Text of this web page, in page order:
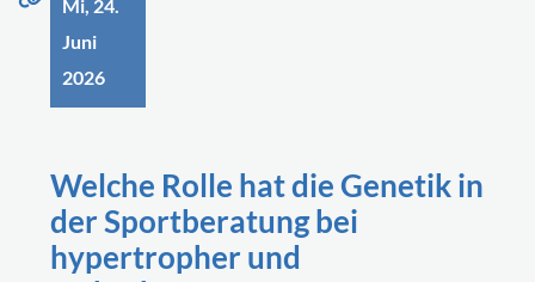
Mi, 24.
Juni
2026
Welche Rolle hat die Genetik in
der Sportberatung bei
hypertropher und